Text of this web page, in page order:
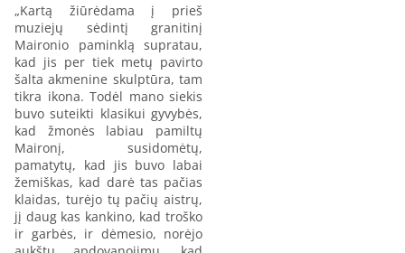
„Kartą žiūrėdama į prieš
muziejų sėdintį granitinį
Maironio paminklą supratau,
kad jis per tiek metų pavirto
šalta akmenine skulptūra, tam
tikra ikona. Todėl mano siekis
buvo suteikti klasikui gyvybės,
kad žmonės labiau pamiltų
Maironį, susidomėtų,
pamatytų, kad jis buvo labai
žemiškas, kad darė tas pačias
klaidas, turėjo tų pačių aistrų,
jį daug kas kankino, kad troško
ir garbės, ir dėmesio, norėjo